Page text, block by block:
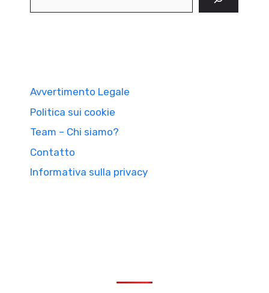
Avvertimento Legale
Politica sui cookie
Team – Chi siamo?
Contatto
Informativa sulla privacy